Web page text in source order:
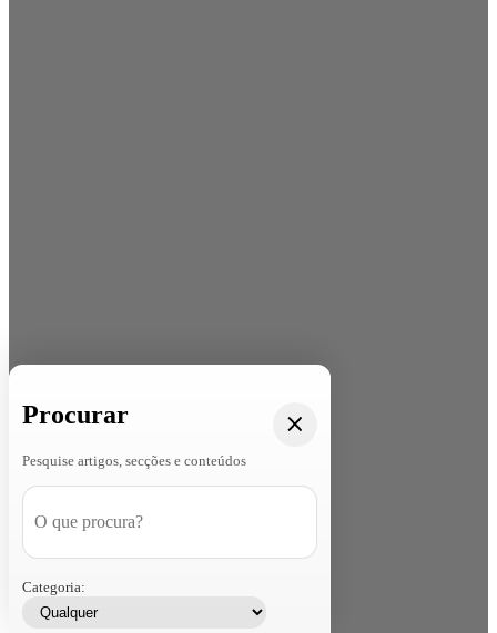
Procurar
Pesquise artigos, secções e conteúdos
Categoria: